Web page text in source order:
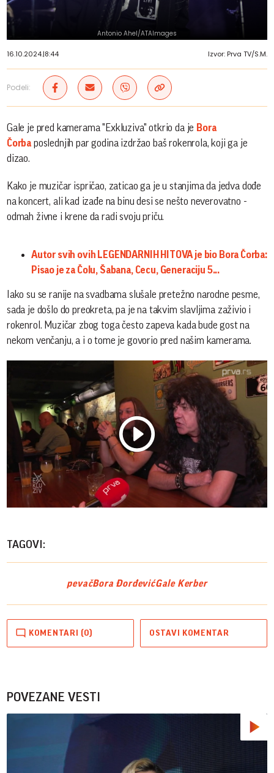
Antonio Ahel/ATAImages
16.10.2024.|8:44 Izvor: Prva TV/S.M.
Podeli:
Gale je pred kamerama "Exkluziva" otkrio da je Bora
Čorba poslednjih par godina izdržao baš rokenrola, koji ga je
dizao.
Kako je muzičar ispričao, zaticao ga je u stanjima da jedva dođe
na koncert, ali kad izađe na binu desi se nešto neverovatno -
odmah živne i krene da radi svoju priču.
Autor svih ovih LEGENDARNIH HITOVA je bio Bora Čorba:
Pisao je za Čolu, Šabana, Cecu, Generaciju 5...
Iako su se ranije na svadbama slušale pretežno narodne pesme,
sada je došlo do preokreta, pa je na takvim slavljima zaživio i
rokenrol. Muzičar zbog toga često zapeva kada bude gost na
nekom venčanju, a i o tome je govorio pred našim kamerama.
Play
TAGOVI:
pevačBora ĐorđevićGale Kerber
KOMENTARI (0) OSTAVI KOMENTAR
POVEZANE VESTI